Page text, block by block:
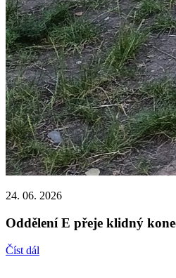
24. 06. 2026
Oddělení E přeje klidný
Číst dál